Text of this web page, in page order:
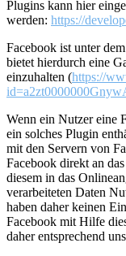
Plugins kann hier
werden: https://
Facebook ist unter
bietet hierdurch eine
einzuhalten (https://
Wenn ein Nutzer eine
ein solches Plugin
mit den Servern von
Facebook direkt an
diesem in das
verarbeiteten Daten
haben daher keinen
Facebook mit Hilfe
daher entsprechend